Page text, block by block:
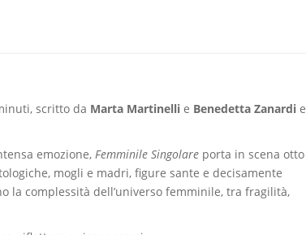
scritto da Marta Martinelli e Benedetta Zanardi e
emozione, Femminile Singolare porta in scena otto
mogli e madri, figure sante e decisamente
la complessità dell’universo femminile, tra fragilità,